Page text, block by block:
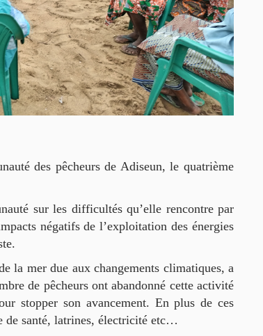
des pêcheurs de Adiseun, le quatrième
sur les difficultés qu’elle rencontre par
négatifs de l’exploitation des énergies
la mer due aux changements climatiques, a
de pêcheurs ont abandonné cette activité
stopper son avancement. En plus de ces
de santé, latrines, électricité etc…